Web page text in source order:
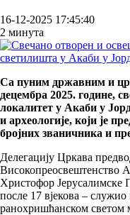
16-12-2025 17:45:40
2 минута
Са пуним државним и
децембра 2025. године,
локалитет у Акаби у
и археологије, који је
бројних званичника и
Делегацију Цркава
Високопреосвештенство
Христофор Јерусалимске
после 17 вјекова –
ранохришћанском светом